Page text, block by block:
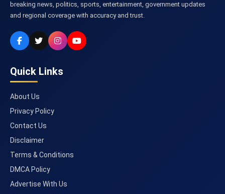
breaking news, politics, sports, entertainment, government updates
and regional coverage with accuracy and trust.
Quick Links
About Us
Privacy Policy
Contact Us
Disclaimer
Terms & Conditions
DMCA Policy
Advertise With Us